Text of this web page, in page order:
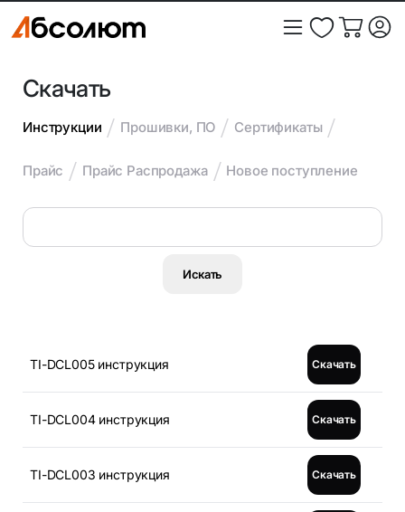
Скачать
Инструкции Прошивки, ПО Сертификаты
Прайс Прайс Распродажа Новое поступление
TI-DCL005 инструкция Скачать
TI-DCL004 инструкция Скачать
TI-DCL003 инструкция Скачать